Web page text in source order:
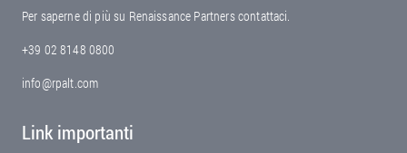
Per saperne di più su Renaissance Partners contattaci.
+39 02 8148 0800
info@rpalt.com
Link importanti